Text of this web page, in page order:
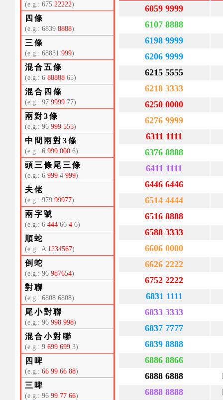
(e.g.: 675 22222)
四條
(e.g.: 6839 8888)
三條
(e.g.: 68831 999)
混合五條
(e.g.: 6 88888 65)
混合四條
(e.g.: 97 9999 77)
兩對3條
(e.g.: 96 999 555)
中間兩對3條
(e.g.: 6 999 000 6)
頭三條尾三條
(e.g.: 6 999 4 999)
夫佬
(e.g.: 979 99977)
兩字號
(e.g.: 6 444 66 4 6)
順蛇
(e.g.: A 1234567)
倒蛇
(e.g.: 96 987654)
對聯
(e.g.: 6808 6808)
尾小對聯
(e.g.: 96 998 998)
混合小對聯
(e.g.: 9 699 699 3)
四啤
(e.g.: 66 99 66 88)
三啤
(e.g.: 96 99 77 66)
6059 9999
6107 8888
6198 9999
6206 9999
6215 5555
6218 3333
6250 0000
6276 9999
6311 1111
6376 8888
6411 1111
6446 6446
6514 4444
6516 8888
6588 3333
6606 0000
6626 2222
6752 2222
6831 1111
6833 3333
6837 7777
6839 8888
6886 8866
6888 6888
6888 8888